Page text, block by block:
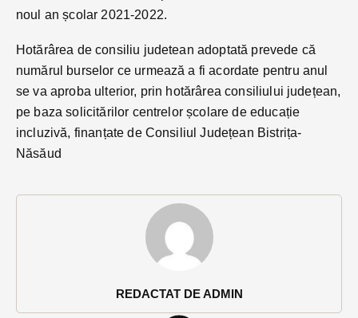
REDACTAT DE ADMIN
noul an școlar 2021-2022.
Hotărârea de consiliu judetean adoptată prevede că
numărul burselor ce urmează a fi acordate pentru anul
se va aproba ulterior, prin hotărârea consiliului județean,
pe baza solicitărilor centrelor școlare de educație
incluzivă, finanțate de Consiliul Județean Bistrița-
Năsăud